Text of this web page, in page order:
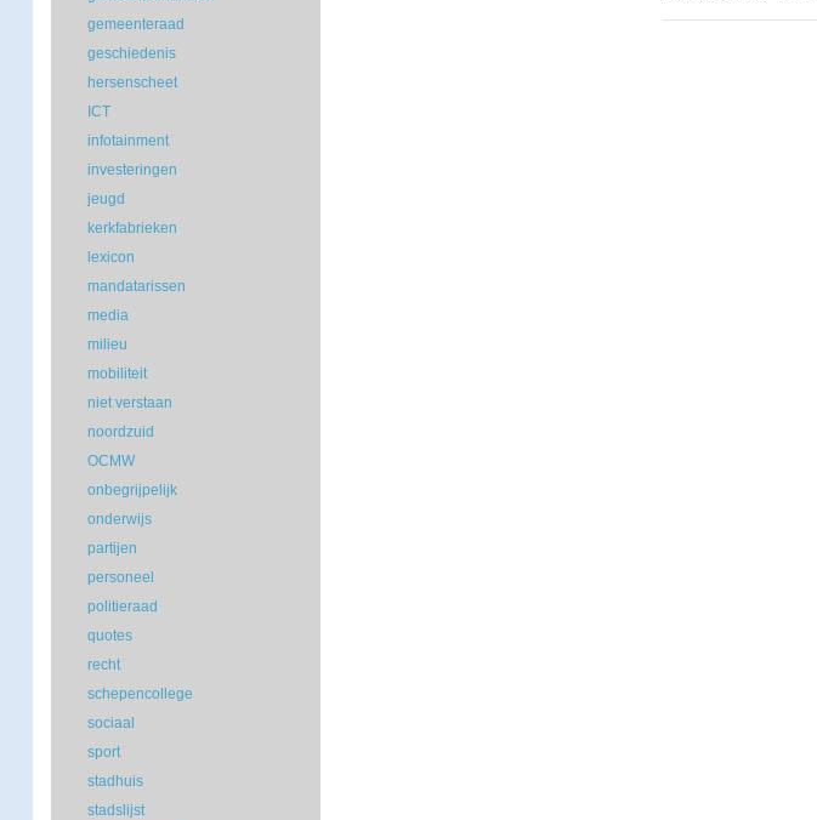
gemeenteraad
geschiedenis
hersenscheet
ICT
infotainment
investeringen
jeugd
kerkfabrieken
lexicon
mandatarissen
media
milieu
mobiliteit
niet verstaan
noordzuid
OCMW
onbegrijpelijk
onderwijs
partijen
personeel
politieraad
quotes
recht
schepencollege
sociaal
sport
stadhuis
stadslijst